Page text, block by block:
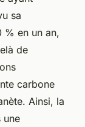
sa
% en un an,
de
carbone
Ainsi, la
une